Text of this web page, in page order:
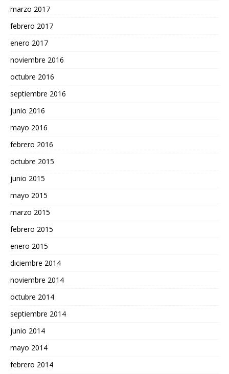
marzo 2017
febrero 2017
enero 2017
noviembre 2016
octubre 2016
septiembre 2016
junio 2016
mayo 2016
febrero 2016
octubre 2015
junio 2015
mayo 2015
marzo 2015
febrero 2015
enero 2015
diciembre 2014
noviembre 2014
octubre 2014
septiembre 2014
junio 2014
mayo 2014
febrero 2014